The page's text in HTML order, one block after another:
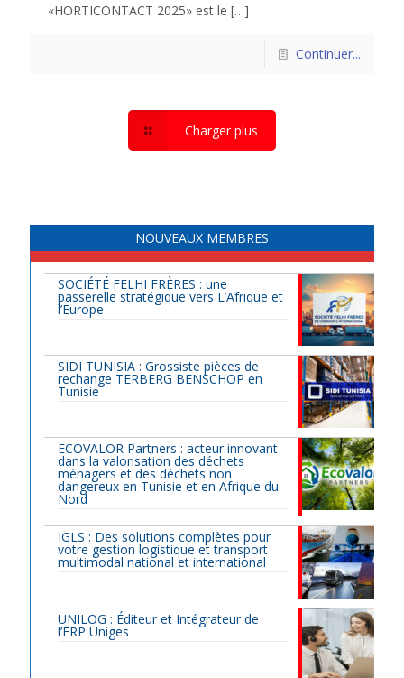
«HORTICONTACT 2025» est le […]
Continuer...
Charger plus
NOUVEAUX MEMBRES
SOCIÉTÉ FELHI FRÈRES : une
passerelle stratégique vers L’Afrique et
l’Europe
SIDI TUNISIA : Grossiste pièces de
rechange TERBERG BENSCHOP en
Tunisie
ECOVALOR Partners : acteur innovant
dans la valorisation des déchets
ménagers et des déchets non
dangereux en Tunisie et en Afrique du
Nord
IGLS : Des solutions complètes pour
votre gestion logistique et transport
multimodal national et international
UNILOG : Éditeur et Intégrateur de
l’ERP Uniges